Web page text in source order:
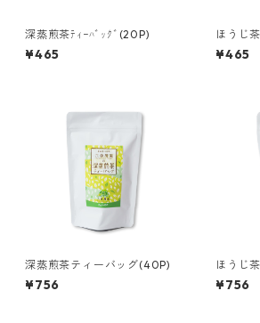
深蒸煎茶ﾃｨｰﾊﾞｯｸﾞ(20P)
¥465
ほうじ
¥465
深蒸煎茶ティーバッグ(40P)
¥756
ほうじ
¥756